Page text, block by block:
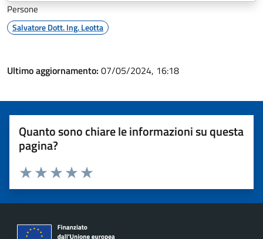
Persone
Salvatore Dott. Ing. Leotta
Ultimo aggiornamento: 07/05/2024, 16:18
Quanto sono chiare le informazioni su questa
pagina?
Valuta 5 stelle su 5
Valuta 4 stelle su 5
Valuta 3 stelle su 5
Valuta 2 stelle su 5
Valuta 1 stelle su 5